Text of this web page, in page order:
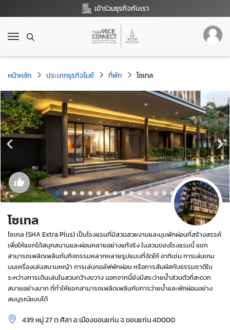
เข้าร่วมธุรกิจกับเรา
T
g
g
l
e
n
a
v
i
i
o
n
หน้าหลัก ประเภทธุรกิจไมซ์ ที่พัก โซเทล
โซเทล
โซเทล (SHA Extra Plus) เป็นโรงแรมที่มีสวนสวยงามและมุมพักผ่อนที่สร้างสรรค์
เพื่อให้แขกได้สนุกสนานและผ่อนคลายอย่างแท้จริง ในสวนของโรงแรมนี้ แขก
สามารถเพลิดเพลินกับกิจกรรมหลากหลายรูปแบบที่จัดให้ อาทิเช่น การเล่นเกม
บนเครื่องเล่นสนามหญ้า การเล่นกอล์ฟพักผ่อน หรือการสัมผัสกับธรรมชาติใน
ระหว่างการเดินเล่นในสวนกว้างขวาง นอกจากนี้ยังมีสระว่ายน้ำส่วนตัวที่สะดวก
สบายอย่างมาก ที่ทำให้แขกสามารถเพลิดเพลินกับการว่ายน้ำและพักผ่อนอย่าง
สมบูรณ์แบบได้
439 หมู่ 27 ต.ศิลา อ.เมืองขอนแก่น จ.ขอนแก่น 40000